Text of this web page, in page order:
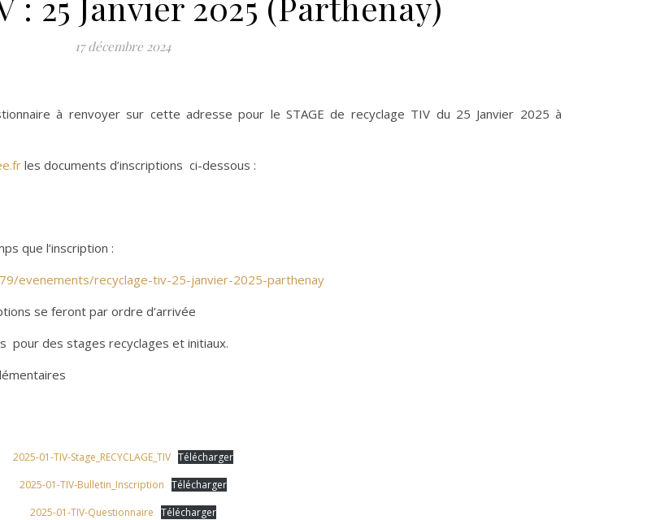
17 décembre 2024
à renvoyer sur cette adresse pour le STAGE de recyclage TIV du 25 Janvier 2025 à
les documents d’inscriptions ci-dessous :
que l’inscription :
evenements/recyclage-tiv-25-janvier-2025-parthenay
se feront par ordre d’arrivée
pour des stages recyclages et initiaux.
2025-01-TIV-Stage_RECYCLAGE_TIV Télécharger
2025-01-TIV-Bulletin_Inscription Télécharger
2025-01-TIV-Questionnaire Télécharger